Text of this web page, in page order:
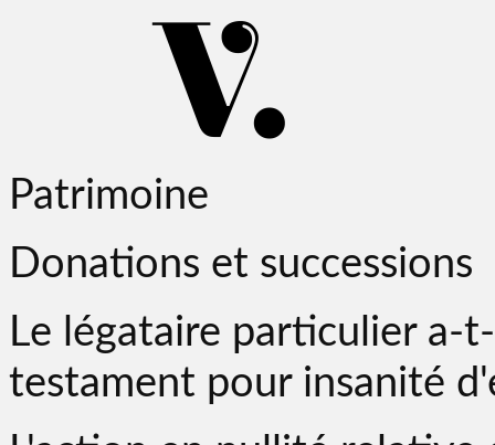
Patrimoine
Donations et successions
Le légataire particulier a-
testament pour insanité